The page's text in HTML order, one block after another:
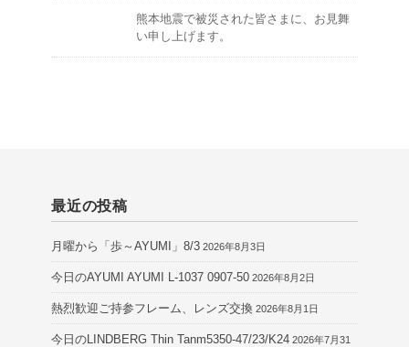
熊本地震で被災された皆さまに、お見舞
い申し上げます。
最近の投稿
月曜から「歩～AYUMI」8/3 2026年8月3日
今日のAYUMI AYUMI L-1037 0907-50 2026年8月2日
熱烈歓迎ご持参フレーム、レンズ交換 2026年8月1日
今日のLINDBERG Thin Tanm5350-47/23/K24 2026年7月31